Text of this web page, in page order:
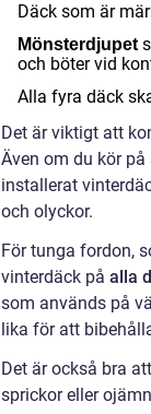
Däck som är
Mönsterdjupet
och böter vid
Alla fyra däck
Det är viktigt att
Även om du kör
installerat
och olyckor.
För tunga fordon,
vinterdäck på alla
som används på
lika för att
Det är också bra
sprickor eller